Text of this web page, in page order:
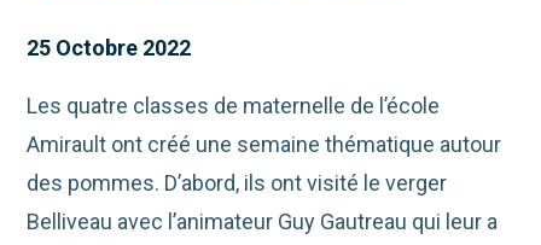
25 Octobre 2022
Les quatre classes de maternelle de l’école
Amirault ont créé une semaine thématique autour
des pommes. D’abord, ils ont visité le verger
Belliveau avec l’animateur Guy Gautreau qui leur a